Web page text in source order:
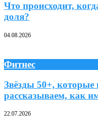
Что происходит,
доля?
04.08.2026
Фитнес
Звёзды 50+, которые
рассказываем, как
22.07.2026